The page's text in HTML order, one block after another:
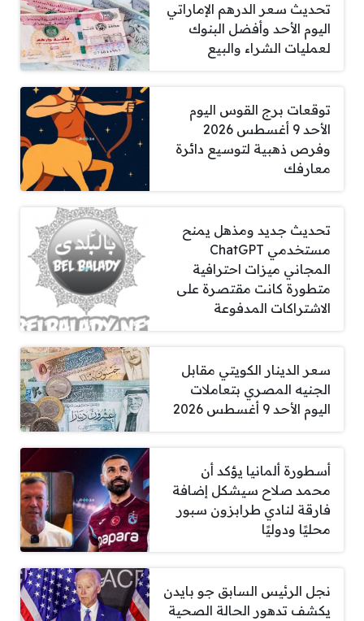
تحديث سعر الدرهم الإماراتي
اليوم الأحد وأفضل البنوك
لعمليات الشراء والبيع
توقعات برج القوس اليوم
الأحد 9 أغسطس 2026
وفرص ذهبية لتوسيع دائرة
معارفك
تحديث جديد ومذهل يمنح
مستخدمي ChatGPT
المجاني ميزات احترافية
متطورة كانت مقتصرة على
الاشتراكات المدفوعة
سعر الدينار الكويتي مقابل
الجنيه المصري بتعاملات
اليوم الأحد 9 أغسطس 2026
أسطورة ألمانيا يؤكد أن
محمد صلاح سيشكل إضافة
فارقة لنادي طرابزون سبور
محليًا ودوليًا
نجل الرئيس السابق جو بايدن
يكشف تدهور الحالة الصحية